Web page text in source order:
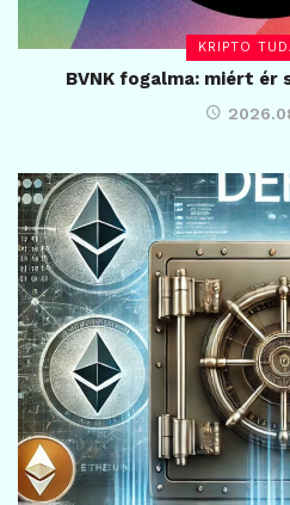
KRIPTO
BVNK fogalma: miért